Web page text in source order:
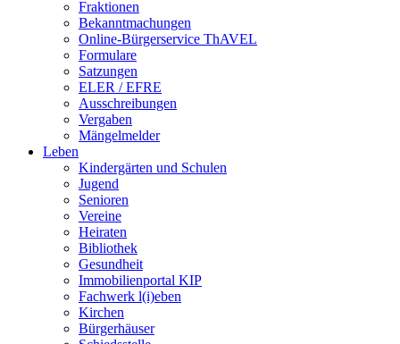
Fraktionen
Bekanntmachungen
Online-Bürgerservice ThAVEL
Formulare
Satzungen
ELER / EFRE
Ausschreibungen
Vergaben
Mängelmelder
Leben
Kindergärten und Schulen
Jugend
Senioren
Vereine
Heiraten
Bibliothek
Gesundheit
Immobilienportal KIP
Fachwerk l(i)eben
Kirchen
Bürgerhäuser